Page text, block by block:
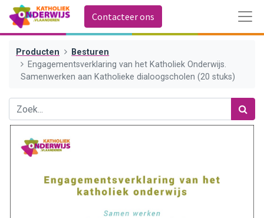
Contacteer ons
Producten
Besturen
Engagementsverklaring van het Katholiek Onderwijs.
Samenwerken aan Katholieke dialoogscholen (20 stuks)